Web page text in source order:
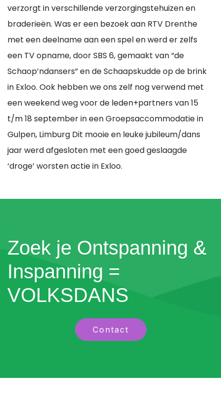
verzorgt in verschillende verzorgingstehuizen en
braderieën. Was er een bezoek aan RTV Drenthe
met een deelname aan een spel en werd er zelfs
een TV opname, door SBS 6, gemaakt van “de
Schaop’ndansers” en de Schaapskudde op de brink
in Exloo. Ook hebben we ons zelf nog verwend met
een weekend weg voor de leden+partners van 15
t/m 18 september in een Groepsaccommodatie in
Gulpen, Limburg Dit mooie en leuke jubileum/dans
jaar werd afgesloten met een goed geslaagde
‘droge’ worsten actie in Exloo.
Zoek je Ontspanning &
Inspanning =
VOLKSDANS
Contact